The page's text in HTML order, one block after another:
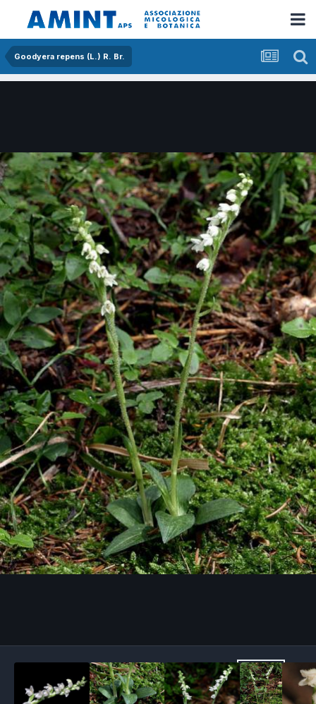
Goodyera repens (L.) R. Br.